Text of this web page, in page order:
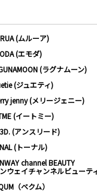
(ムルーア)
(エモダ)
(ラグナムーン)
(ジュエティ)
jenny (メリージェニー)
(イートミー)
(アンスリード)
(トーナル)
channel BEAUTY
ウェイチャンネルビューテ
（ベクム）